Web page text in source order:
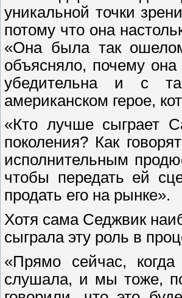
уникальной точки
потому что она
«Она была так
объясняло, почему
убедительна и с
американском герое,
«Кто лучше сыграет
поколения? Как
исполнительным
чтобы передать ей
продать его на рынке».
Хотя сама Седжвик
сыграла эту роль в
«Прямо сейчас,
слушала, и мы тоже,